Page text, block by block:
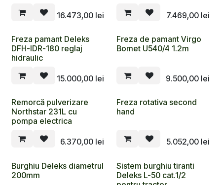
16.473,00 lei 7.469,00lei
Freza pamant Deleks
DFH-IDR-180 reglaj
hidraulic
15.000,00 lei
Freza de pamant Virgo
Bomet U540/4 1.2m
9.500,00lei
Remorcă pulverizare
Northstar 231L cu
pompa electrica
6.370,00 lei
Freza rotativa second
hand
5.052,00lei
Burghiu Deleks diametrul
200mm
Sistem burghiu tiranti
Deleks L-50 cat.1/2